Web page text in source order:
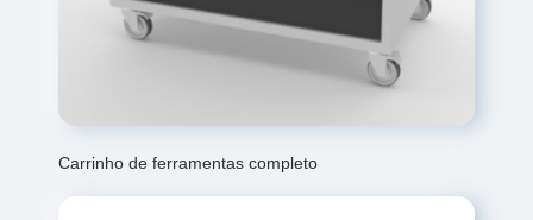
Carrinho de ferramentas completo